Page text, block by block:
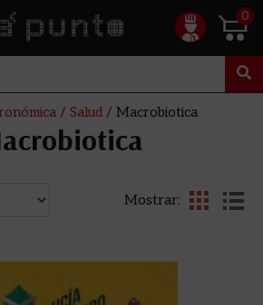
0
/ Salud / Macrobiotica
Mostrar: